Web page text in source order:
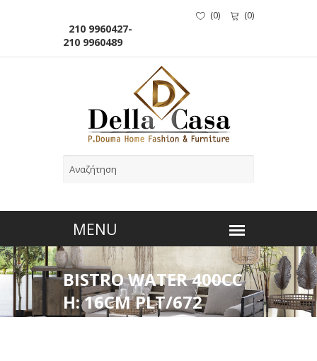
210 9960427-
210 9960489
(0) (0)
BISTRO WATER 400CC
H: 16CM PLT/672
GB6.OB24